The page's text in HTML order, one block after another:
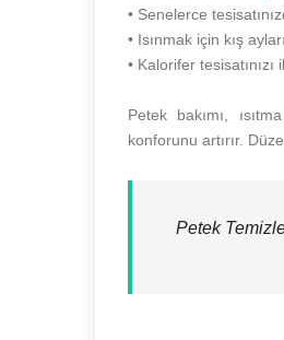
• Senelerce
• Isınmak için kış
• Kalorifer
Petek bakımı,
konforunu artırır.
Petek